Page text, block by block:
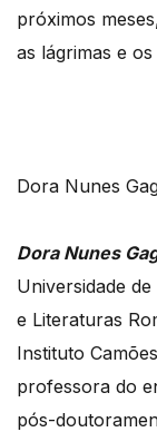
próximos
as lágrimas e
Dora Nunes
Dora Nunes
Universidade
e Literaturas
Instituto
professora do
pós-